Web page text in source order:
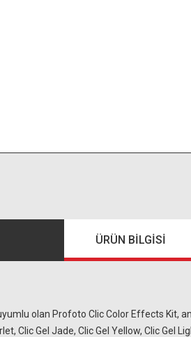
ÜRÜN BILGISI
olan Profoto Clic Color Effects Kit,
Clic Gel Jade, Clic Gel Yellow, Clic